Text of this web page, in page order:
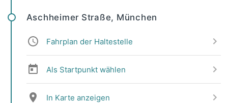
Aschheimer Straße, München
Fahrplan der Haltestelle
Als Startpunkt wählen
In Karte anzeigen